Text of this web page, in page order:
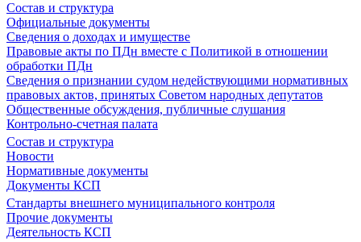
Состав и структура
Официальные документы
Сведения о доходах и имуществе
Правовые акты по ПДн вместе с Политикой в отношении
обработки ПДн
Сведения о признании судом недействующими нормативных
правовых актов, принятых Советом народных депутатов
Общественные обсуждения, публичные слушания
Контрольно-счетная палата
Состав и структура
Новости
Нормативные документы
Документы КСП
Стандарты внешнего муниципального контроля
Прочие документы
Деятельность КСП